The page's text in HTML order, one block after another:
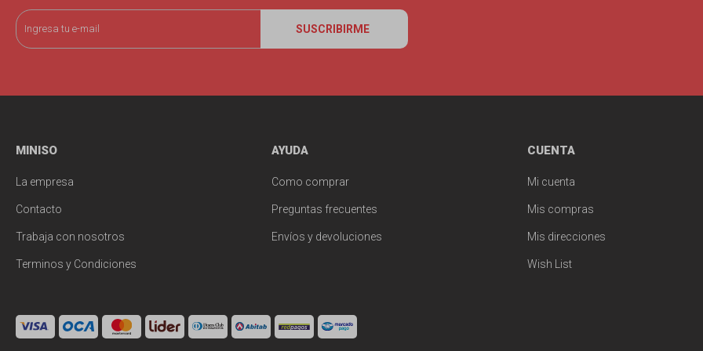
SUSCRIBIRME
MINISO
La empresa
Contacto
Trabaja con nosotros
Terminos y Condiciones
AYUDA
Como comprar
Preguntas frecuentes
Envíos y devoluciones
CUENTA
Mi cuenta
Mis compras
Mis direcciones
Wish List